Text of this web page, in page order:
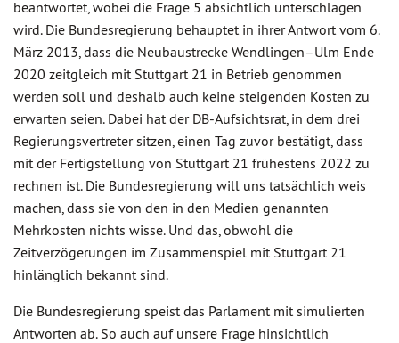
beantwortet, wobei die Frage 5 absichtlich unterschlagen
wird. Die Bundesregierung behauptet in ihrer Antwort vom 6.
März 2013, dass die Neubaustrecke Wendlingen–Ulm Ende
2020 zeitgleich mit Stuttgart 21 in Betrieb genommen
werden soll und deshalb auch keine steigenden Kosten zu
erwarten seien. Dabei hat der DB-Aufsichtsrat, in dem drei
Regierungsvertreter sitzen, einen Tag zuvor bestätigt, dass
mit der Fertigstellung von Stuttgart 21 frühestens 2022 zu
rechnen ist. Die Bundesregierung will uns tatsächlich weis
machen, dass sie von den in den Medien genannten
Mehrkosten nichts wisse. Und das, obwohl die
Zeitverzögerungen im Zusammenspiel mit Stuttgart 21
hinlänglich bekannt sind.
Die Bundesregierung speist das Parlament mit simulierten
Antworten ab. So auch auf unsere Frage hinsichtlich